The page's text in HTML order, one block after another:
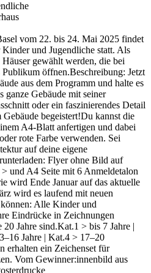
vom 22. bis 24. Mai 2025 findet
und Jugendliche statt. Als
gewählt werden, die bei
öffnen.Beschreibung: Jetzt
aus dem Programm und halte es
ganze Gebäude mit seiner
oder ein faszinierendes Detail
begeistert!Du kannst die
A4-Blatt anfertigen und dabei
rote Farbe verwenden. Sei
auf deine eigene
Flyer ohne Bild auf
und A4 Seite mit 6 Anmeldetalon
wird Ende Januar auf das aktuelle
wird es laufend mit neuen
Alle Kinder und
Eindrücke in Zeichnungen
Jahre sind.Kat.1 > bis 7 Jahre |
Jahre | Kat.4 > 17–20
erhalten ein Zeichenset für
Vom Gewinner:innenbild aus